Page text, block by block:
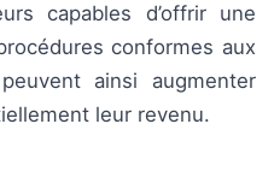
capables d’offrir une
conformes aux
ainsi augmenter
leur revenu.